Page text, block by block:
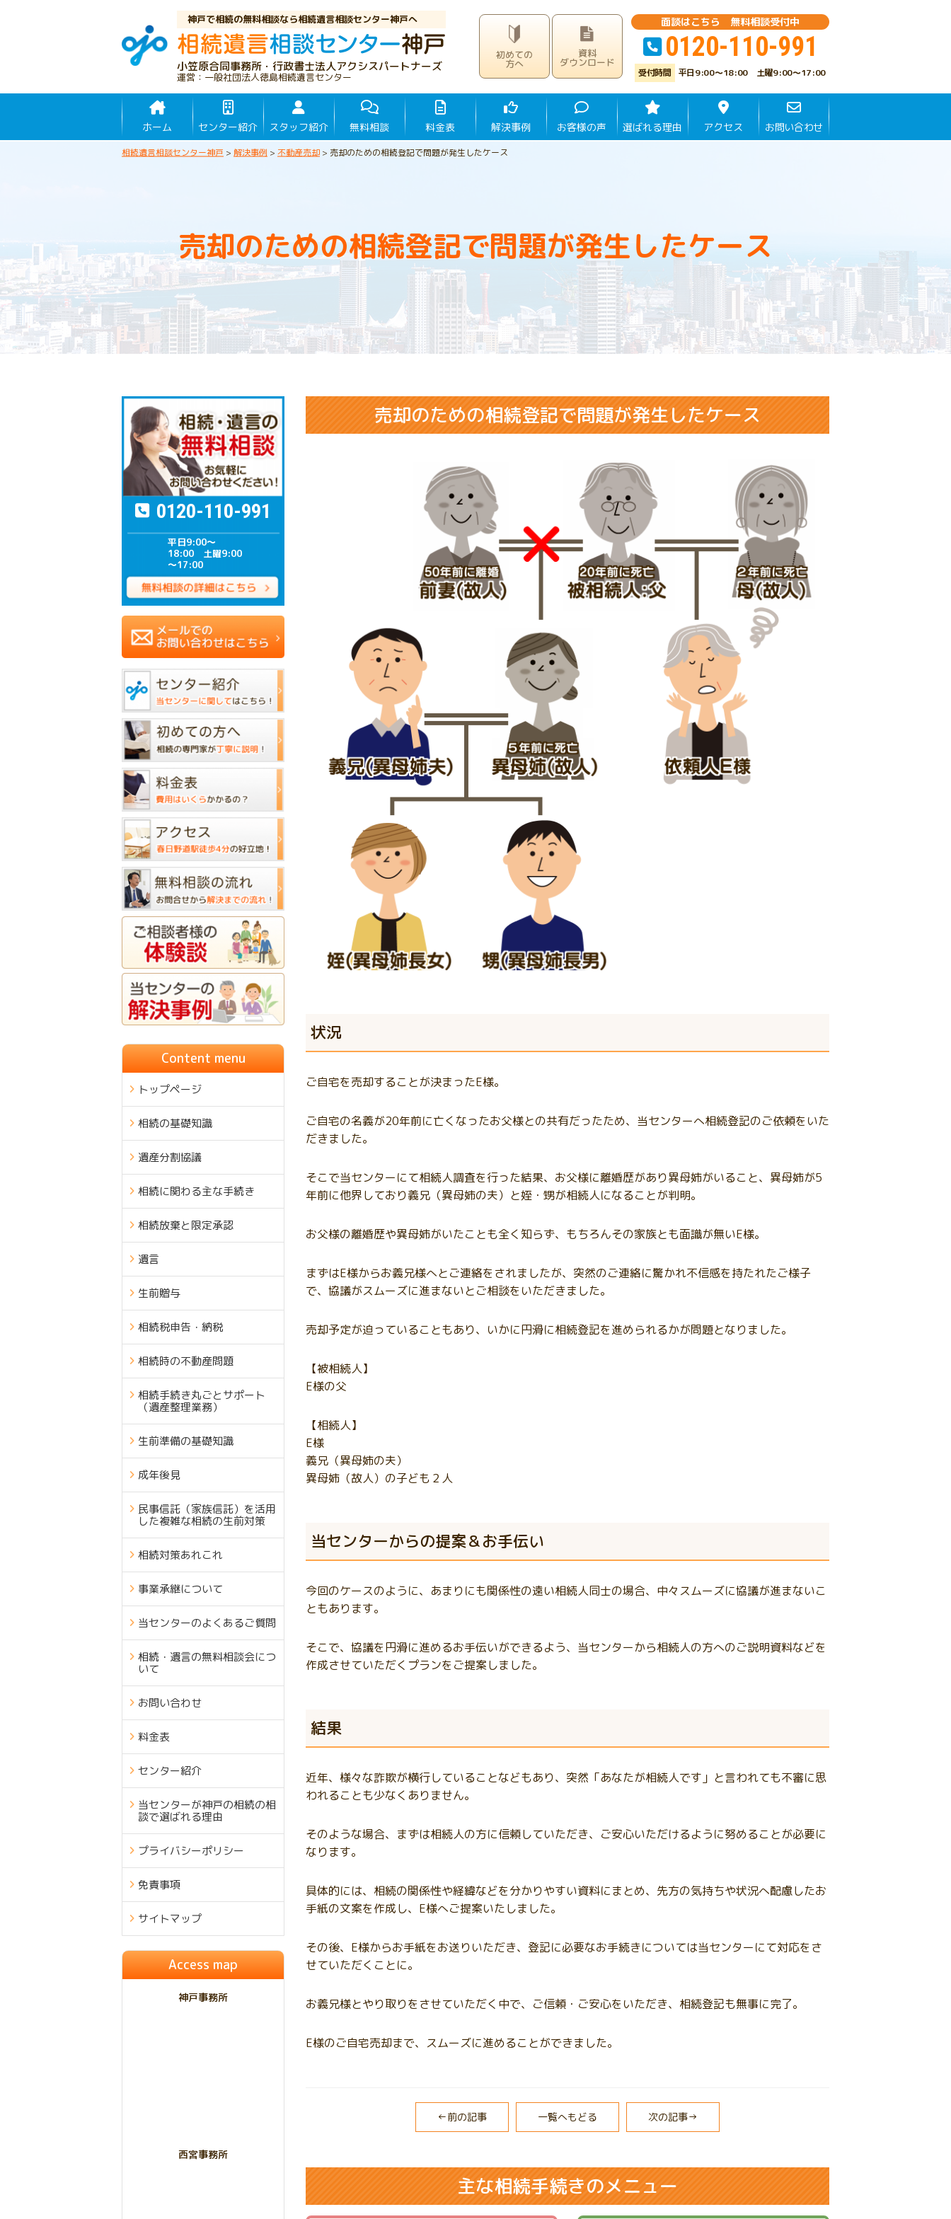
神戸で相続の無料相談なら相続遺言相談センター神戸へ
小笠原合同事務所・行政書士法人アクシスパートナーズ
運営：一般社団法人徳島相続遺言センター
初めての
方へ
資料
ダウンロード
面談はこちら 無料相談受付中
0120-110-991
平日9:00～18:00 土曜9:00～17:00
ホーム センター紹介 スタッフ紹介 無料相談 料金表 解決事例 お客様の声 選ばれる理由 アクセス お問い合わせ
相続遺言相談センター神戸 > 解決事例 > 不動産売却 > 売却のための相続登記で問題が発生したケース
売却のための相続登記で問題が発生したケース
売却のための相続登記で問題が発生したケース
状況
ご自宅を売却することが決まったE様。
ご自宅の名義が20年前に亡くなったお父様との共有だったため、当センターへ相続登記のご依頼をいた
だきました。
そこで当センターにて相続人調査を行った結果、お父様に離婚歴があり異母姉がいること、異母姉が5
年前に他界しており義兄（異母姉の夫）と姪・甥が相続人になることが判明。
お父様の離婚歴や異母姉がいたことも全く知らず、もちろんその家族とも面識が無いE様。
まずはE様からお義兄様へとご連絡をされましたが、突然のご連絡に驚かれ不信感を持たれたご様子
で、協議がスムーズに進まないとご相談をいただきました。
売却予定が迫っていることもあり、いかに円滑に相続登記を進められるかが問題となりました。
【被相続人】
E様の父
【相続人】
E様
義兄（異母姉の夫）
異母姉（故人）の子ども２人
当センターからの提案＆お手伝い
今回のケースのように、あまりにも関係性の遠い相続人同士の場合、中々スムーズに協議が進まないこ
ともあります。
そこで、協議を円滑に進めるお手伝いができるよう、当センターから相続人の方へのご説明資料などを
作成させていただくプランをご提案しました。
結果
近年、様々な詐欺が横行していることなどもあり、突然「あなたが相続人です」と言われても不審に思
われることも少なくありません。
そのような場合、まずは相続人の方に信頼していただき、ご安心いただけるように努めることが必要に
なります。
具体的には、相続の関係性や経緯などを分かりやすい資料にまとめ、先方の気持ちや状況へ配慮したお
手紙の文案を作成し、E様へご提案いたしました。
その後、E様からお手紙をお送りいただき、登記に必要なお手続きについては当センターにて対応をさ
せていただくことに。
お義兄様とやり取りをさせていただく中で、ご信頼・ご安心をいただき、相続登記も無事に完了。
E様のご自宅売却まで、スムーズに進めることができました。
←前の記事 一覧へもどる 次の記事→
主な相続手続きのメニュー
0120-110-991
平日9:00～
18:00 土曜9:00
～17:00
Content menu
トップページ
相続の基礎知識
遺産分割協議
相続に関わる主な手続き
相続放棄と限定承認
遺言
生前贈与
相続税申告・納税
相続時の不動産問題
相続手続き丸ごとサポート
（遺産整理業務）
生前準備の基礎知識
成年後見
民事信託（家族信託）を活用
した複雑な相続の生前対策
相続対策あれこれ
事業承継について
当センターのよくあるご質問
相続・遺言の無料相談会につ
いて
お問い合わせ
料金表
センター紹介
当センターが神戸の相続の相
談で選ばれる理由
プライバシーポリシー
免責事項
サイトマップ
Access map
神戸事務所
西宮事務所